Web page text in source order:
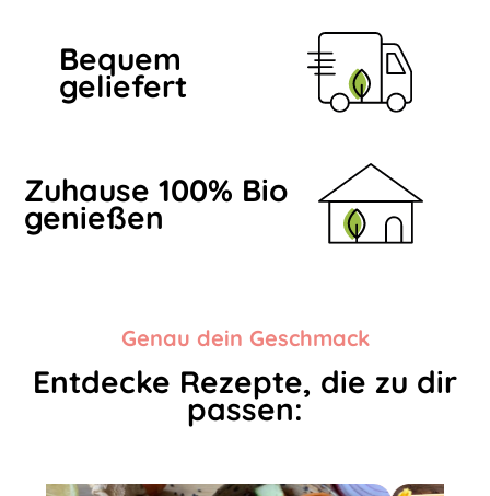
Bequem
geliefert
Zuhause 100% Bio
genießen
Genau dein Geschmack
Entdecke Rezepte, die zu dir
passen: